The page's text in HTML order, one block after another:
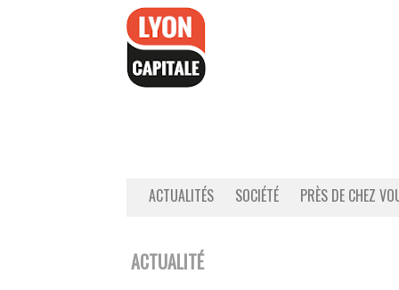
ACTUALITÉS SOCIÉTÉ PRÈS DE CHEZ
ACTUALITÉ